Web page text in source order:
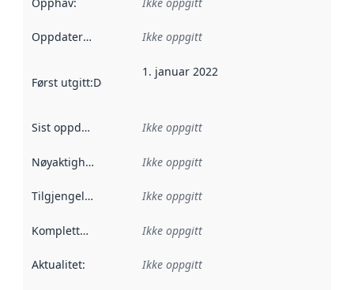
Oppdateringsfrekvens :
Ikke oppgitt
Først utgitt:Denne datoen sier når dataene i dette
1. januar 2022
Sist oppdatert Ikke oppgitt
Nøyaktighet Ikke oppgitt
Tilgjengelighet Ikke oppgitt
Kompletthet Ikke oppgitt
Aktualitet: Ikke oppgitt